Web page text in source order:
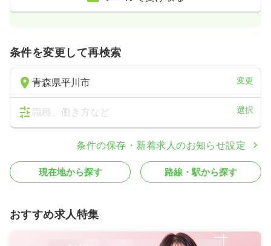
条件を変更して再検索
青森県平川市 変更
職種、働き方など 選択
条件の保存・新着求人のお知らせ設定
現在地から探す 路線・駅から探す
おすすめ求人特集